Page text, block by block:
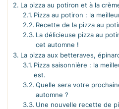
La pizza au potiron et à la
Pizza au potiron : la
Recette de la pizza au
La délicieuse pizza au
cet automne !
La pizza aux betteraves,
Pizza saisonnière : la
est.
Quelle sera votre
automne ?
Une nouvelle recette de